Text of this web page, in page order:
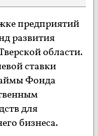
предприятий
развития
области.
ставки
Фонда
для
бизнеса.